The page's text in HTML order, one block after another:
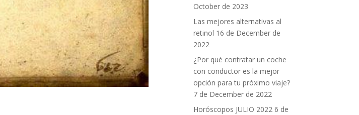
October de 2023
Las mejores alternativas al
retinol 16 de December de
2022
¿Por qué contratar un coche
con conductor es la mejor
opción para tu próximo viaje?
7 de December de 2022
Horóscopos JULIO 2022 6 de